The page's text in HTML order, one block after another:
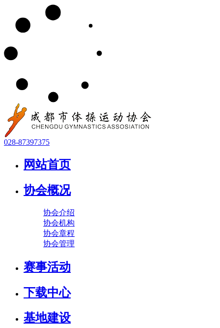
028-87397375
网站首页
协会概况
协会介绍
协会机构
协会章程
协会管理
赛事活动
下载中心
基地建设